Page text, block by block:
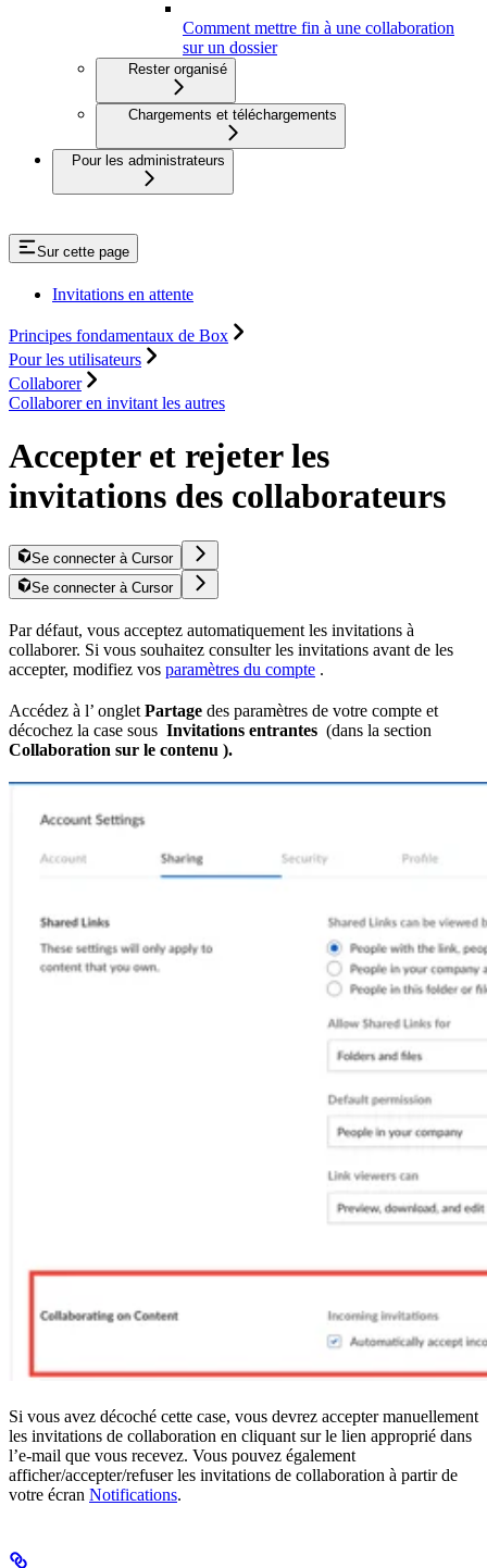
Comment mettre fin à une collaboration
sur un dossier
Rester organisé
Chargements et téléchargements
Pour les administrateurs
Sur cette page
Invitations en attente
Principes fondamentaux de Box
Pour les utilisateurs
Collaborer
Collaborer en invitant les autres
Accepter et rejeter les
invitations des collaborateurs
Se connecter à Cursor
Se connecter à Cursor
Par défaut, vous acceptez automatiquement les invitations à
collaborer. Si vous souhaitez consulter les invitations avant de les
accepter, modifiez vos paramètres du compte .
Accédez à l’ onglet Partage des paramètres de votre compte et
décochez la case sous Invitations entrantes (dans la section
Collaboration sur le contenu ).
Si vous avez décoché cette case, vous devrez accepter manuellement
les invitations de collaboration en cliquant sur le lien approprié dans
l’e-mail que vous recevez. Vous pouvez également
afficher/accepter/refuser les invitations de collaboration à partir de
votre écran Notifications.